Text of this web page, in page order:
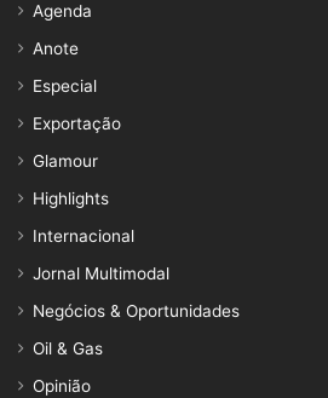
Agenda
Anote
Especial
Exportação
Glamour
Highlights
Internacional
Jornal Multimodal
Negócios & Oportunidades
Oil & Gas
Opinião